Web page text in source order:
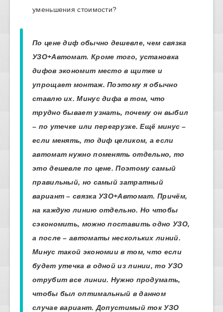
уменьшения стоимости?
По цене диф обычно дешевле, чем связка
УЗО+Автомат. Кроме того, установка
дифов экономит место в щитке и
упрощает монтаж. Поэтому я обычно
ставлю их. Минус дифа в том, что
трудно бывает узнать, почему он выбил
– по утечке или перегрузке. Ещё минус –
если менять, то диф целиком, а если
автомат нужно поменять отдельно, то
это дешевле по цене. Поэтому самый
правильный, но самый затратный
вариант – связка УЗО+Автомат. Причём,
на каждую линию отдельно. Но чтобы
сэкономить, можно поставить одно УЗО,
а после – автоматы нескольких линий.
Минус такой экономии в том, что если
будет утечка в одной из линии, то УЗО
отрубит все линии. Нужно продумать,
чтобы был оптимальный в данном
случае вариант. Допустимый ток УЗО